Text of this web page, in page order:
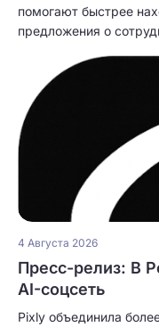
помогают быстрее
предложения о
4 Августа 2026
Пресс-релиз: В
AI-соцсеть
Pixly объединила